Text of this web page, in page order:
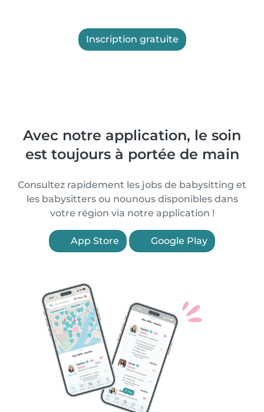
Inscription gratuite
Avec notre application, le soin
est toujours à portée de main
Consultez rapidement les jobs de babysitting et
les babysitters ou nounous disponibles dans
votre région via notre application !
App Store Google Play